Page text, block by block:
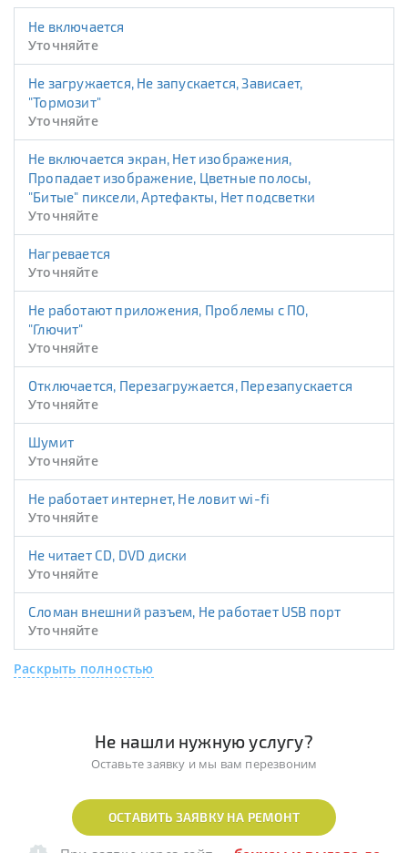
Не включается
Уточняйте
Не загружается, Не запускается, Зависает,
"Тормозит"
Уточняйте
Не включается экран, Нет изображения,
Пропадает изображение, Цветные полосы,
"Битые" пиксели, Артефакты, Нет подсветки
Уточняйте
Нагревается
Уточняйте
Не работают приложения, Проблемы с ПО,
"Глючит"
Уточняйте
Отключается, Перезагружается, Перезапускается
Уточняйте
Шумит
Уточняйте
Не работает интернет, Не ловит wi-fi
Уточняйте
Не читает CD, DVD диски
Уточняйте
Сломан внешний разъем, Не работает USB порт
Уточняйте
Раскрыть полностью
Не нашли нужную услугу?
Оставьте заявку и мы вам перезвоним
ОСТАВИТЬ ЗАЯВКУ НА РЕМОНТ